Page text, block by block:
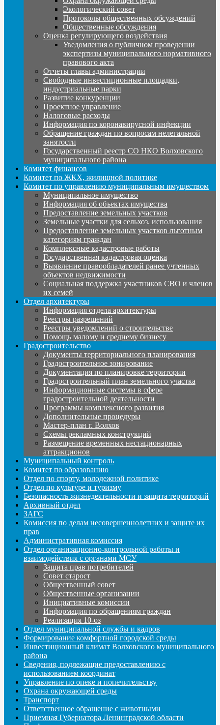
Экологический совет
Протоколы общественных обсуждений
Общественные обсуждения
Оценка регулирующего воздействия
Уведомления о публичном проведении
экспертизы муниципального нормативного
правового акта
Отчеты главы администрации
Свободные инвестиционные площадки,
индустриальные парки
Развитие конкуренции
Проектное управление
Налоговые расходы
Информация по коронавирусной инфекции
Обращение граждан по вопросам нелегальной
занятости
Государственный реестр СО НКО Волховского
муниципального района
Комитет финансов
Комитет по ЖКХ, жилищной политике
Комитет по управлению муниципальным имуществом
Муниципальное имущество
Информация об объектах имущества
Предоставление земельных участков
Земельные участки для сельхоз. использования
Предоставление земельных участков льготным
категориям граждан
Комплексные кадастровые работы
Государственная кадастровая оценка
Выявление правообладателей ранее учтенных
объектов недвижимости
Социальная поддержка участников СВО и членов
их семей
Отдел архитектуры
Информация отдела архитектуры
Реестры разрешений
Реестры уведомлений о строительстве
Помощь малому и среднему бизнесу
Градостроительство
Документы территориального планирования
Градостроительное зонирование
Документация по планировке территории
Градостроительный план земельного участка
Информационные системы в сфере
градостроительной деятельности
Программы комплексного развития
Дополнительные процедуры
Мастер-план г. Волхов
Схемы рекламных конструкций
Размещение временных нестационарных
аттракционов
Муниципальный контроль
Комитет по образованию
Отдел по спорту, молодежной политике
Отдел по культуре и туризму
Безопасность жизнедеятельности и защита территорий
Архивный отдел
ЗАГС
Комиссия по делам несовершеннолетних и защите их
прав
Административная комиссия
Отдел организационно-контрольной работы и
взаимодействия с органами МСУ
Защита прав потребителей
Совет старост
Общественный совет
Общественные организации
Инициативные комиссии
Информация по обращениям граждан
Реализация 10-оз
Отдел муниципальной службы и кадров
Формирование комфортной городской среды
Инвестиционный климат Волховского муниципального
района
Сведения, подлежащие предоставлению с
использованием координат
Управление по опеке и попечительству
Охрана окружающей среды
Транспорт
Ответственное обращение с животными
Приемная Губернатора Ленинградской области